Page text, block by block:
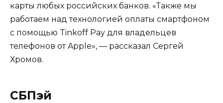
карты любых российских банков. «Также мы
работаем над технологией оплаты смартфоном
с помощью Tinkoff Pay для владельцев
телефонов от Apple», — рассказал Сергей
Хромов.
СБПэй